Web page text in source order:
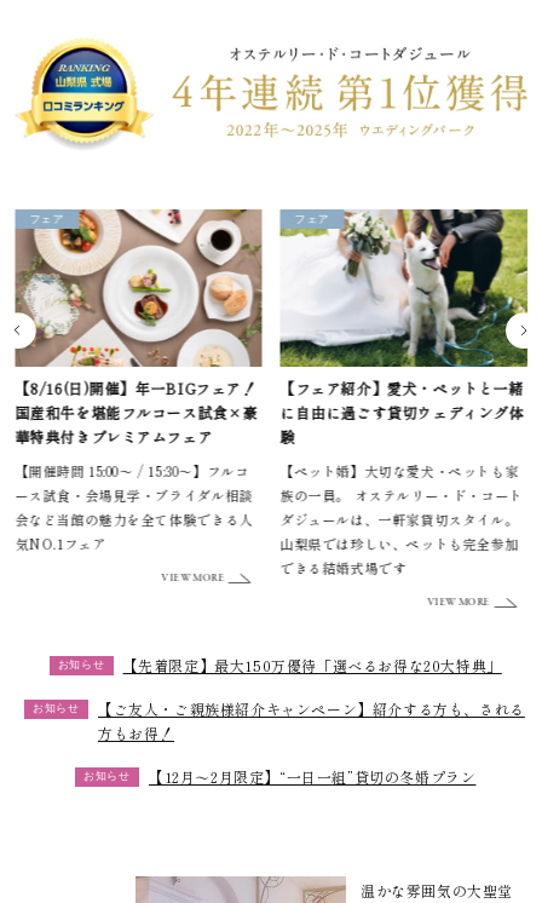
フェア
【8/16(日)開催】年一BIGフェア！
国産和牛を堪能フルコース試食×豪
華特典付きプレミアムフェア
【開催時間 15:00～ / 15:30～】フルコ
ース試食・会場見学・ブライダル相談
会など当館の魅力を全て体験できる人
気NO.1フェア
VIEW MORE
フェア
【フェア紹介】愛犬・ペットと一緒
に自由に過ごす貸切ウェディング体
験
【ペット婚】大切な愛犬・ペットも家
族の一員。 オステルリー・ド・コート
ダジュールは、一軒家貸切スタイル。
山梨県では珍しい、ペットも完全参加
できる結婚式場です
VIEW MORE
お知らせ 【先着限定】最大150万優待「選べるお得な20大特典」
お知らせ
【ご友人・ご親族様紹介キャンペーン】紹介する方も、される
方もお得！
お知らせ 【12月～2月限定】“一日一組”貸切の冬婚プラン
温かな雰囲気の大聖堂